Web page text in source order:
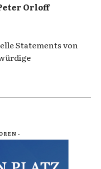
Orloff
Statements von
-